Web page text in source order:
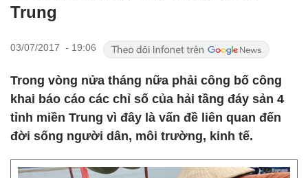
Trung
03/07/2017 - 19:06
Trong vòng nửa tháng nữa phải công bố công
khai báo cáo các chỉ số của hải tầng đáy sản 4
tỉnh miền Trung vì đây là vấn đề liên quan đến
đời sống người dân, môi trường, kinh tế.